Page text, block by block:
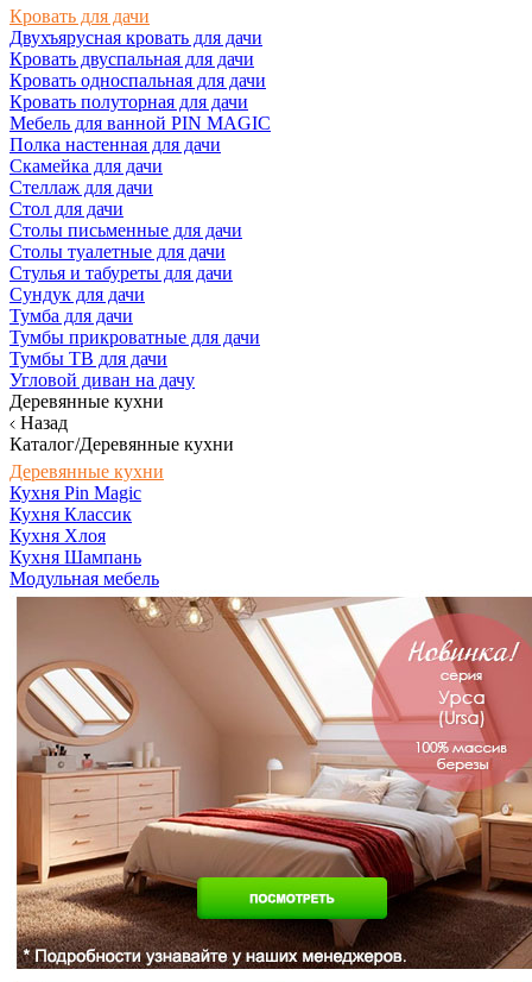
Кровать для дачи
Двухъярусная кровать для дачи
Кровать двуспальная для дачи
Кровать односпальная для дачи
Кровать полуторная для дачи
Мебель для ванной PIN MAGIC
Полка настенная для дачи
Скамейка для дачи
Стеллаж для дачи
Стол для дачи
Столы письменные для дачи
Столы туалетные для дачи
Стулья и табуреты для дачи
Сундук для дачи
Тумба для дачи
Тумбы прикроватные для дачи
Тумбы ТВ для дачи
Угловой диван на дачу
Деревянные кухни
Назад
Каталог/Деревянные кухни
Деревянные кухни
Кухня Pin Magic
Кухня Классик
Кухня Хлоя
Кухня Шампань
Модульная мебель